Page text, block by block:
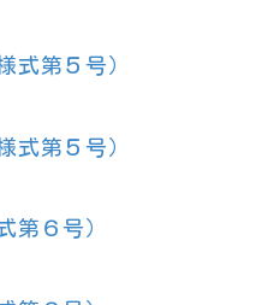
式第５号）
第５号）
第６号）